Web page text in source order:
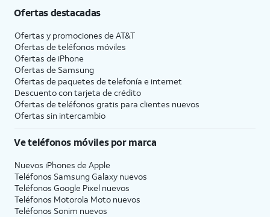
Ofertas destacadas
Ofertas y promociones de AT&T
Ofertas de teléfonos móviles
Ofertas de iPhone
Ofertas de Samsung
Ofertas de paquetes de telefonía e internet
Descuento con tarjeta de crédito
Ofertas de teléfonos gratis para clientes nuevos
Ofertas sin intercambio
Ve teléfonos móviles por marca
Nuevos iPhones de Apple
Teléfonos Samsung Galaxy nuevos
Teléfonos Google Pixel nuevos
Teléfonos Motorola Moto nuevos
Teléfonos Sonim nuevos